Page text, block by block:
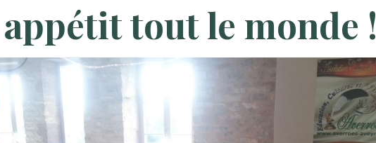
tout le monde !